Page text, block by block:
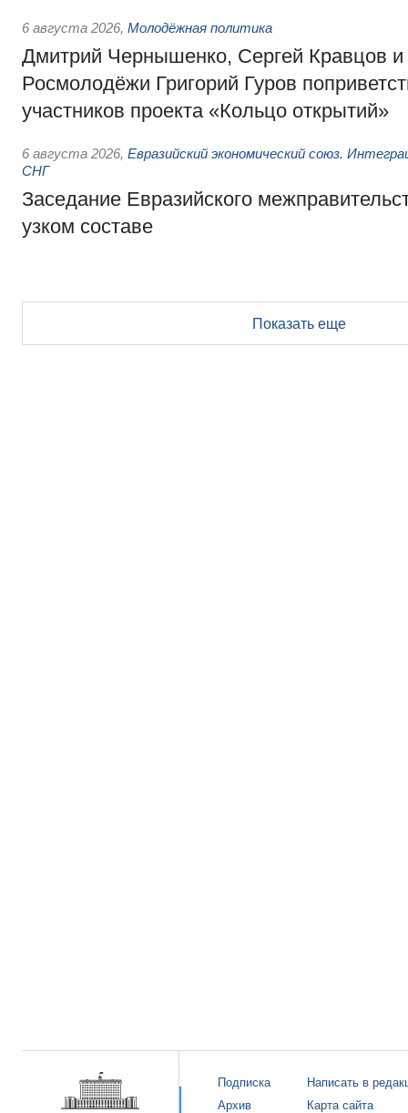
6 августа 2026, Молодёжная политика
Дмитрий Чернышенко, Сергей Кравцов и
Росмолодёжи Григорий Гуров
участников проекта «Кольцо открытий»
6 августа 2026, Евразийский экономический союз.
СНГ
Заседание Евразийского
узком составе
Показать еще
Подписка
Архив
Написать в
Карта сайта